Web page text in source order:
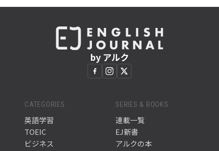
by アルク
CATEGORIES
英語学習
TOEIC
ビジネス
SERIES & BOOKS
連載一覧
EJ新書
アルクの本